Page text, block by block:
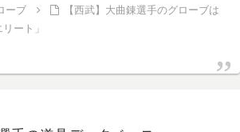
ーブ
【西武】大曲錬選手のグローブは
ート」